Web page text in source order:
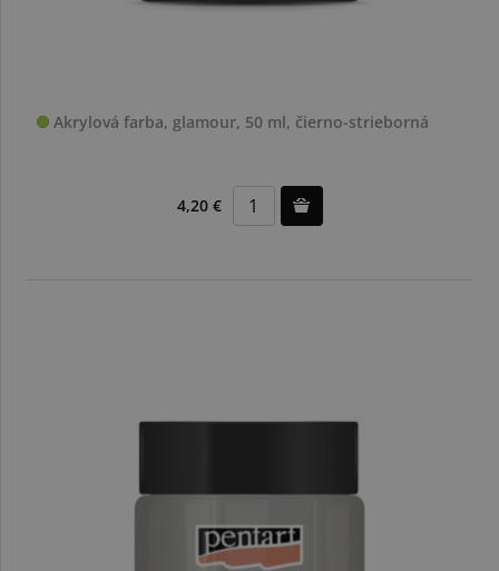
Akrylová farba, glamour, 50 ml, čierno-strieborná
4,20 €